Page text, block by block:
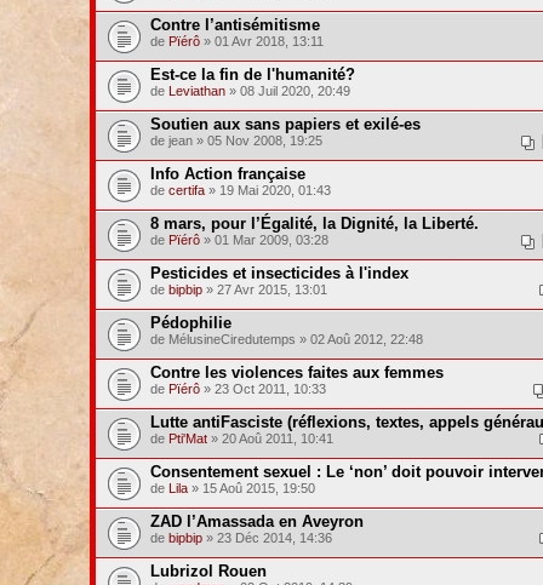
Contre l’antisémitisme
de Pïérô» 01 Avr 2018, 13:11
Est-ce la fin de l'humanité?
de Leviathan» 08 Juil 2020, 20:49
Soutien aux sans papiers et exilé-es
de jean » 05 Nov 2008, 19:25
Info Action française
de certifa» 19 Mai 2020, 01:43
8 mars, pour l’Égalité, la Dignité, la Liberté.
de Pïérô» 01 Mar 2009, 03:28
Pesticides et insecticides à l'index
de bipbip» 27 Avr 2015, 13:01
Pédophilie
de MélusineCiredutemps » 02 Aoû 2012, 22:48
Contre les violences faites aux femmes
de Pïérô» 23 Oct 2011, 10:33
Lutte antiFasciste (réflexions, textes, appels
de Pti'Mat» 20 Aoû 2011, 10:41
Consentement sexuel : Le ‘non’ doit pouvoir
de Lila» 15 Aoû 2015, 19:50
ZAD l’Amassada en Aveyron
de bipbip» 23 Déc 2014, 14:36
Lubrizol Rouen